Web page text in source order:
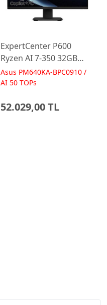
ExpertCenter P600
Ryzen AI 7-350 32GB
512GB 23.8 FreeDos
Siyah AI-Powered AIO
Asus PM640KA-BPC0910 /
AI 50 TOPs
52.029,00 TL